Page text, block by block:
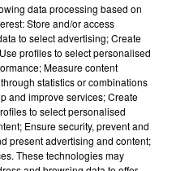
DR
Voir plus
rochefortaise
data processing based on
Store and/or access
to select advertising; Create
profiles to select personalised
Measure content
statistics or combinations
and improve services; Create
to select personalised
Ensure security, prevent and
present advertising and content;
These technologies may